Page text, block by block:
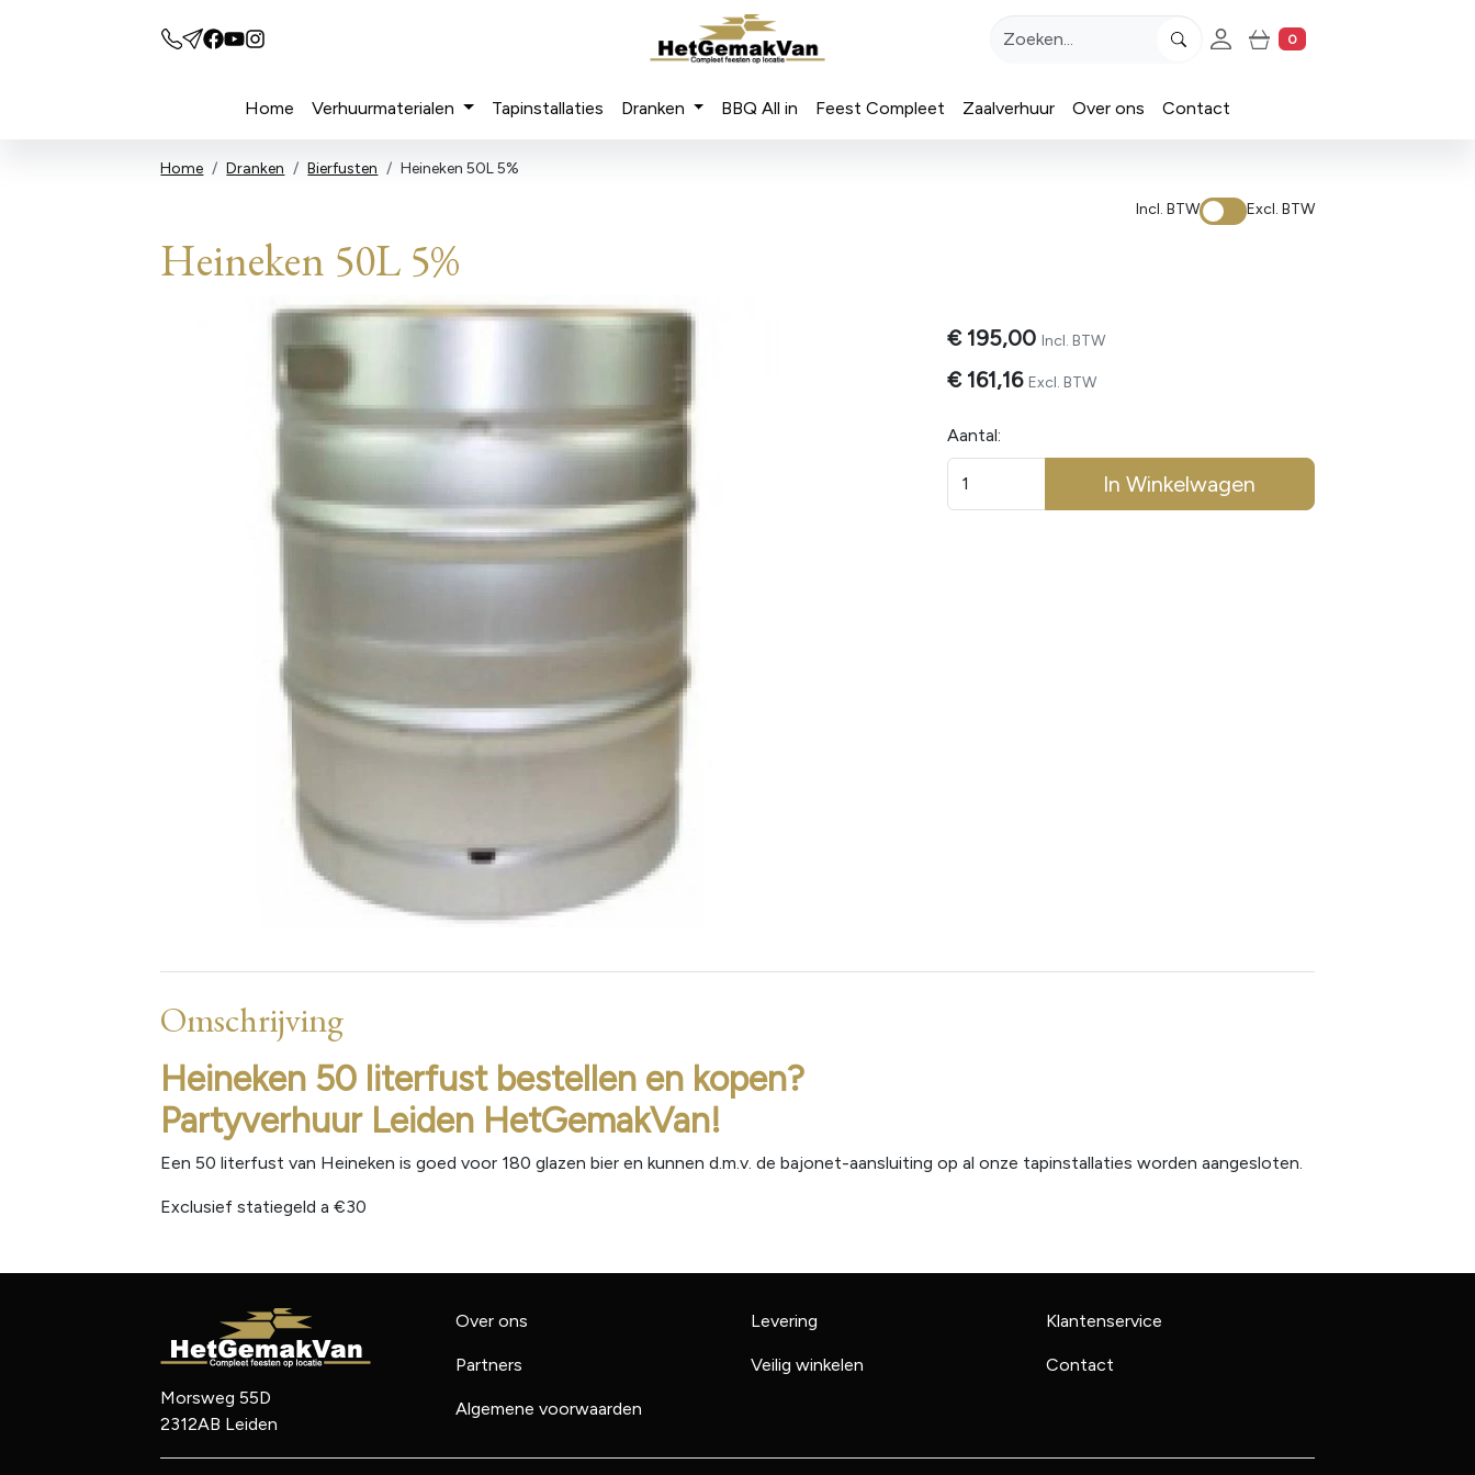
Account
Winkelwagen
0
Home Verhuurmaterialen Tapinstallaties Dranken BBQ All in Feest Compleet Zaalverhuur Over ons Contact
Home Dranken Bierfusten Heineken 50L 5%
Incl. BTW Excl. BTW
Heineken 50L 5%
€ 195,00 Incl. BTW
€ 161,16 Excl. BTW
Aantal:
In Winkelwagen
Omschrijving
Heineken 50 literfust bestellen en kopen?
Partyverhuur Leiden HetGemakVan!
Een 50 literfust van Heineken is goed voor 180 glazen bier en kunnen d.m.v. de bajonet-aansluiting op al onze tapinstallaties worden aangesloten.
Exclusief statiegeld a €30
Morsweg 55D
2312AB Leiden
Over ons
Partners
Algemene voorwaarden
Levering
Veilig winkelen
Klantenservice
Contact